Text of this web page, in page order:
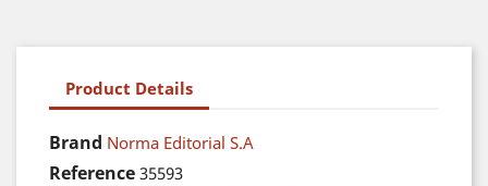
Product Details
Brand Norma Editorial S.A
Reference 35593